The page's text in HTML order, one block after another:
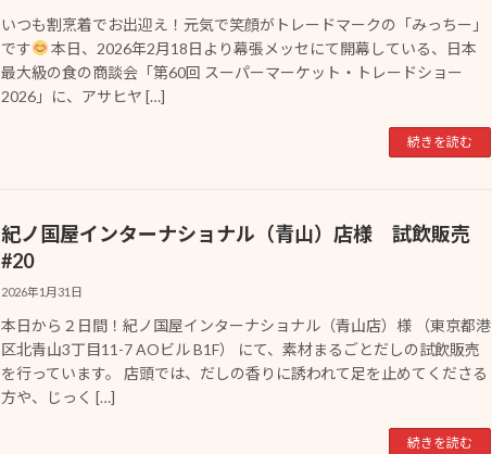
いつも割烹着でお出迎え！元気で笑顔がトレードマークの「みっちー」
です
本日、2026年2月18日より幕張メッセにて開幕している、日本
最大級の食の商談会「第60回 スーパーマーケット・トレードショー
2026」に、アサヒヤ […]
続きを読む
紀ノ国屋インターナショナル（青山）店様 試飲販売
#20
2026年1月31日
本日から２日間！紀ノ国屋インターナショナル（青山店）様 （東京都港
区北青山3丁目11-7 AOビル B1F） にて、素材まるごとだしの試飲販売
を行っています。 店頭では、だしの香りに誘われて足を止めてくださる
方や、じっく […]
続きを読む